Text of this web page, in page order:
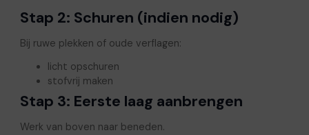
Stap 2: Schuren (indien nodig)
Bij ruwe plekken of oude verflagen:
licht opschuren
stofvrij maken
Stap 3: Eerste laag aanbrengen
Werk van boven naar beneden.